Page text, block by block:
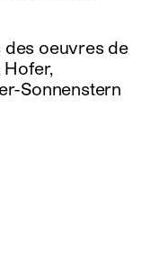
des oeuvres de
Hofer,
Sonnenstern